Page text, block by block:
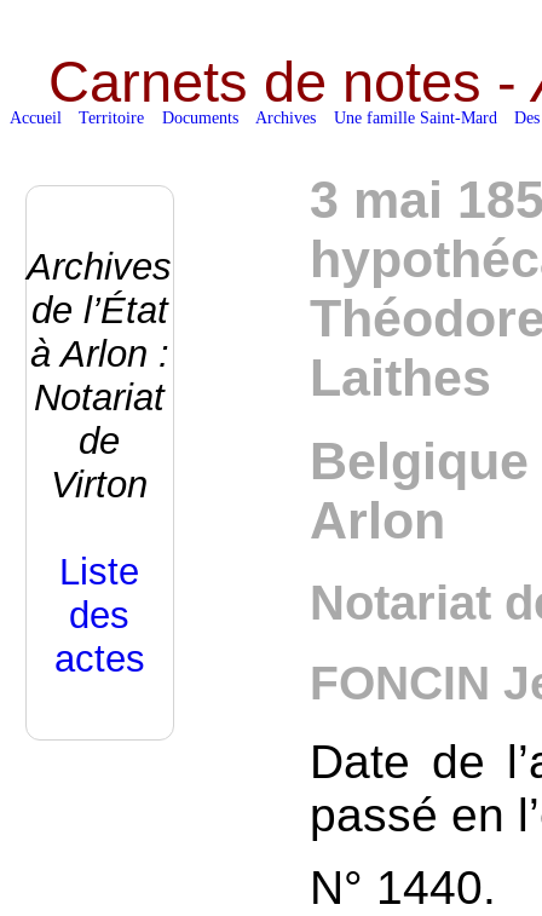
Carnets de notes -
Accueil Territoire Documents Archives Une famille Saint-Mard
3 mai
Laithes
Belgique
Arlon
Notariat
FONCIN
Date de
passé en
N° 1440.
Archives
de l’État
à Arlon :
Notariat
de
Virton
Liste
des
actes